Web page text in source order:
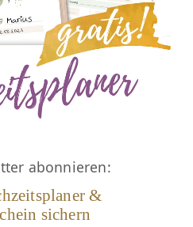
abonnieren:
&
sichern